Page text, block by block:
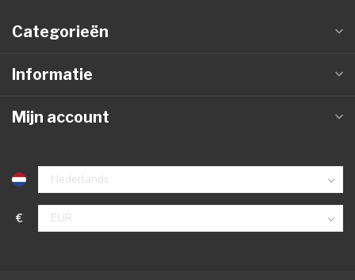
Categorieën
Informatie
Mijn account
€